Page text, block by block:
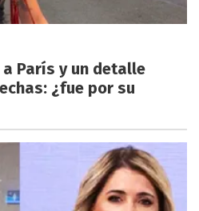
París y un detalle
¿fue por su